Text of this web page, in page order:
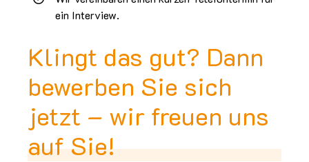
ein Interview.
Klingt das gut? Dann
bewerben Sie sich
jetzt – wir freuen uns
auf Sie!